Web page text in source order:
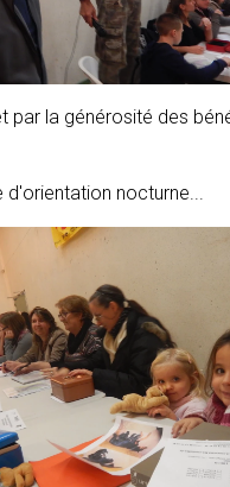
par la générosité des
nocturne...